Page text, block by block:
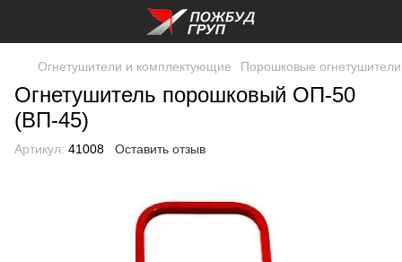
Огнетушители и комплектующие Порошковые огнетушители
Огнетушитель порошковый ОП-50
(ВП-45)
Артикул: 41008 Оставить отзыв